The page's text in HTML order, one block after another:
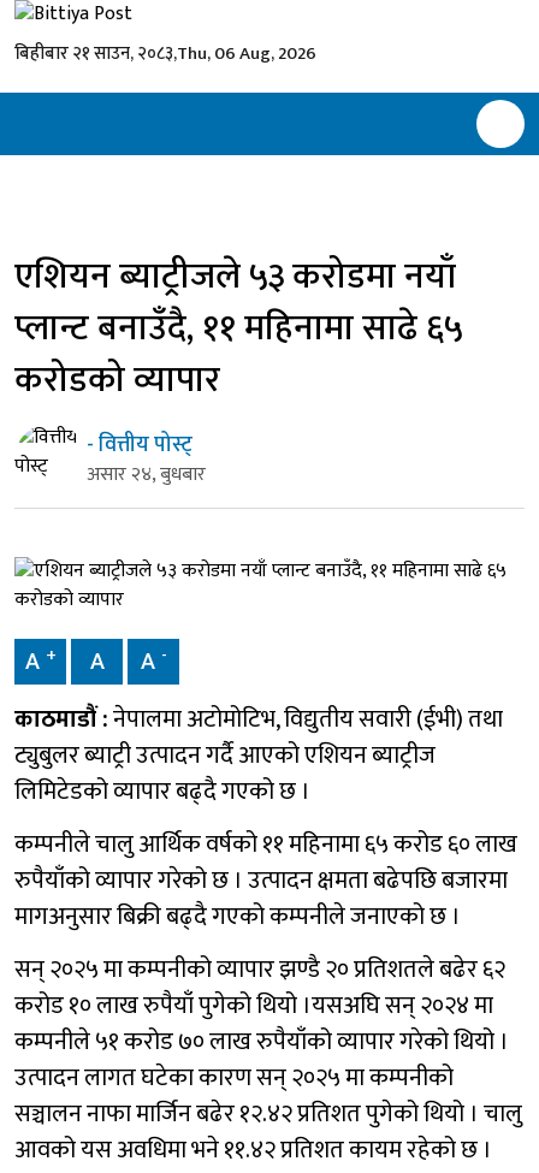
बिहीबार २१ साउन, २०८३,Thu, 06 Aug, 2026
एशियन ब्याट्रीजले ५३ करोडमा नयाँ
प्लान्ट बनाउँदै, ११ महिनामा साढे ६५
करोडको व्यापार
- वित्तीय पोस्ट्
असार २४, बुधबार
A + A A -
काठमाडौं :नेपालमा अटोमोटिभ, विद्युतीय सवारी (ईभी) तथा
ट्युबुलर ब्याट्री उत्पादन गर्दै आएको एशियन ब्याट्रीज
लिमिटेडको व्यापार बढ्दै गएको छ ।
कम्पनीले चालु आर्थिक वर्षको ११ महिनामा ६५ करोड ६० लाख
रुपैयाँको व्यापार गरेको छ । उत्पादन क्षमता बढेपछि बजारमा
मागअनुसार बिक्री बढ्दै गएको कम्पनीले जनाएको छ ।
सन् २०२५ मा कम्पनीको व्यापार झण्डै २० प्रतिशतले बढेर ६२
करोड १० लाख रुपैयाँ पुगेको थियो ।यसअघि सन् २०२४ मा
कम्पनीले ५१ करोड ७० लाख रुपैयाँको व्यापार गरेको थियो ।
उत्पादन लागत घटेका कारण सन् २०२५ मा कम्पनीको
सञ्चालन नाफा मार्जिन बढेर १२.४२ प्रतिशत पुगेको थियो । चालु
आवको यस अवधिमा भने ११.४२ प्रतिशत कायम रहेको छ ।